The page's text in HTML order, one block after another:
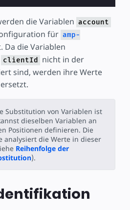
die Variablen account
für amp-
Da die Variablen
clientId
nicht in der
sind, werden ihre Werte
Substitution von Variablen ist
dieselben Variablen an
Positionen definieren. Die
analysiert die Werte in dieser
Reihenfolge der
).